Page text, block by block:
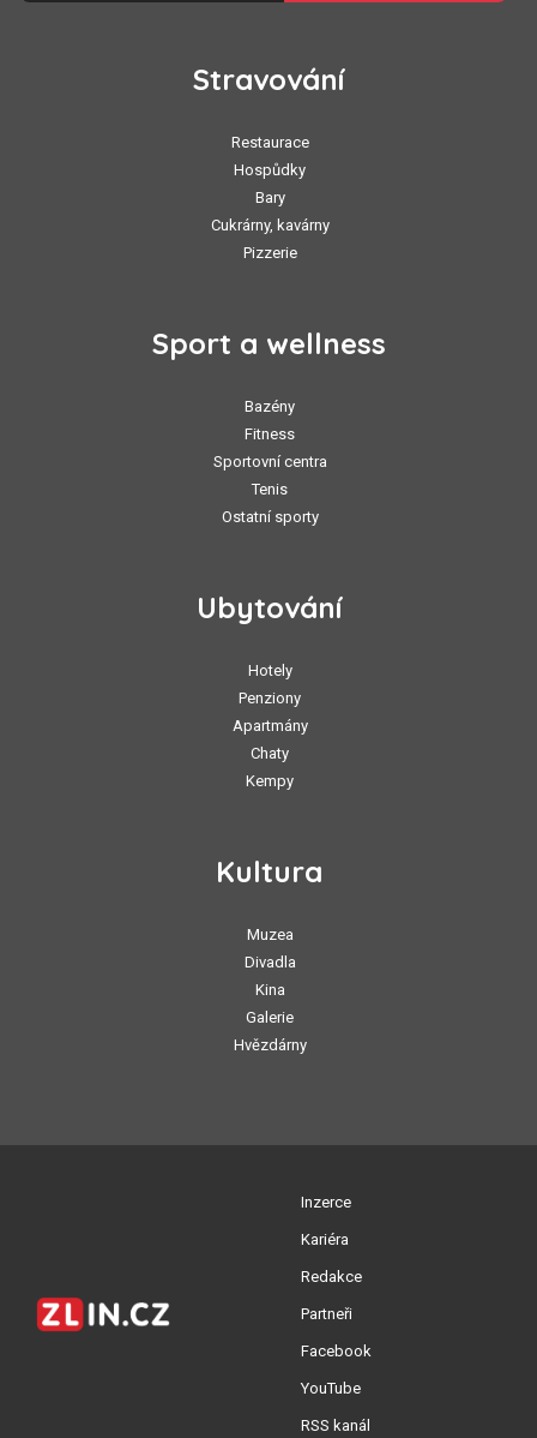
Stravování
Restaurace
Hospůdky
Bary
Cukrárny, kavárny
Pizzerie
Sport a wellness
Bazény
Fitness
Sportovní centra
Tenis
Ostatní sporty
Ubytování
Hotely
Penziony
Apartmány
Chaty
Kempy
Kultura
Muzea
Divadla
Kina
Galerie
Hvězdárny
Inzerce
Kariéra
Redakce
Partneři
Facebook
YouTube
RSS kanál